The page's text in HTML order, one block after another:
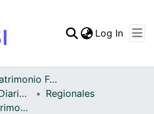
Statistics
Log In
Archivo del Patrimonio Fotográfico y Fílmico del Valle del Cauca
Fondo Fotográfico Diario Occidente
Regionales
FFDO - Zarzal - Patrimonial